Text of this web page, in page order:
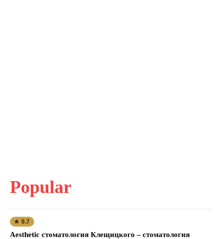
Popular
★ 9.7
Aesthetic стоматология Клещицкого – стоматология